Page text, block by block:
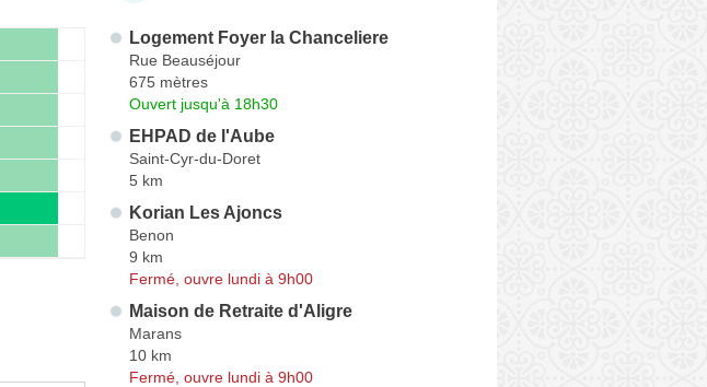
Logement Foyer la Chanceliere
Rue Beauséjour
675 mètres
Ouvert jusqu'à 18h30
EHPAD de l'Aube
Saint-Cyr-du-Doret
5 km
Korian Les Ajoncs
Benon
9 km
Fermé, ouvre lundi à 9h00
Maison de Retraite d'Aligre
Marans
10 km
Fermé, ouvre lundi à 9h00